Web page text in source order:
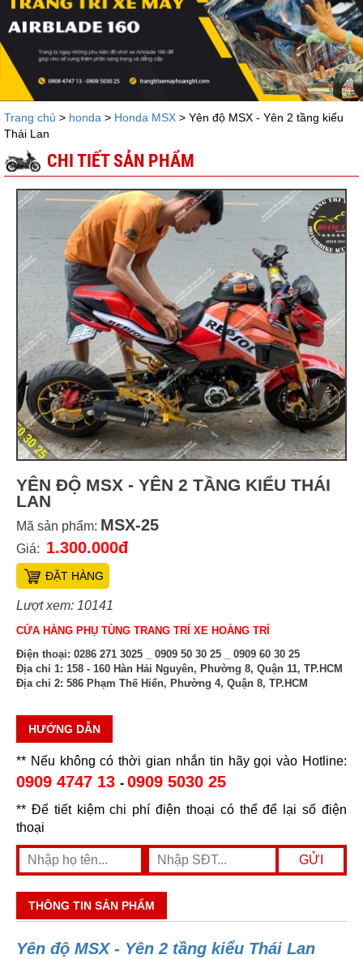
Trang chủ > honda > Honda MSX > Yên độ MSX - Yên 2 tầng kiểu
Thái Lan
CHI TIẾT SẢN PHẨM
YÊN ĐỘ MSX - YÊN 2 TẦNG KIỂU THÁI
LAN
Mã sản phẩm: MSX-25
Giá: 1.300.000đ
ĐẶT HÀNG
Lượt xem: 10141
CỬA HÀNG PHỤ TÙNG TRANG TRÍ XE HOÀNG TRÍ
Điện thoại: 0286 271 3025 _ 0909 50 30 25 _ 0909 60 30 25
Địa chỉ 1: 158 - 160 Hàn Hải Nguyên, Phường 8, Quận 11, TP.HCM
Địa chỉ 2: 586 Phạm Thế Hiển, Phường 4, Quận 8, TP.HCM
HƯỚNG DẪN
** Nếu không có thời gian nhắn tin hãy gọi vào Hotline:
0909 4747 13 - 0909 5030 25
** Để tiết kiệm chi phí điện thoại có thể để lại số điện
thoại
THÔNG TIN SẢN PHẨM
Yên độ MSX - Yên 2 tầng kiểu Thái Lan